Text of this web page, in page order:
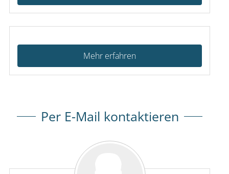
Mehr erfahren
Per E-Mail kontaktieren